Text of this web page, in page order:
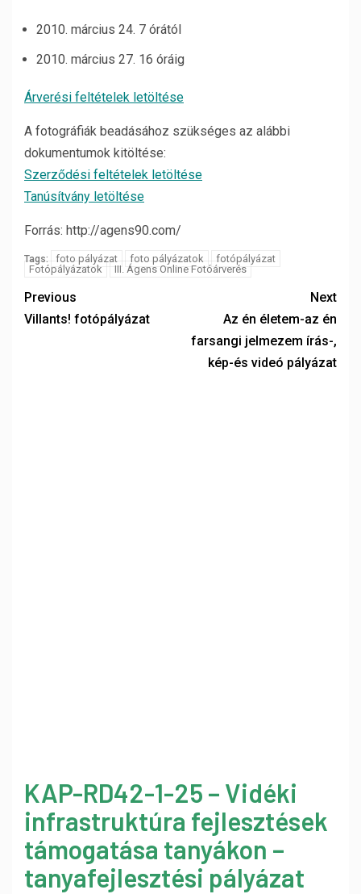
2010. március 24. 7 órától
2010. március 27. 16 óráig
Árverési feltételek letöltése
A fotográfiák beadásához szükséges az alábbi
dokumentumok kitöltése:
Szerződési feltételek letöltése
Tanúsítvány letöltése
Forrás: http://agens90.com/
Tags: foto pályázat foto pályázatok
fotópályázat
Fotópályázatok
III. Ágens Online Fotóárverés
Previous
Villants! fotópályázat
Next
Az én életem-az én
farsangi jelmezem írás-,
kép-és videó pályázat
KAP-RD42-1-25 – Vidéki
infrastruktúra fejlesztések
támogatása tanyákon –
tanyafejlesztési pályázat